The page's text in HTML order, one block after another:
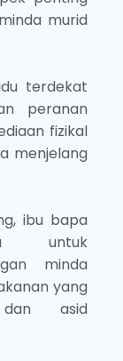
murid
terdekat
peranan
fizikal
menjelang
ibu bapa
untuk
minda
yang
asid